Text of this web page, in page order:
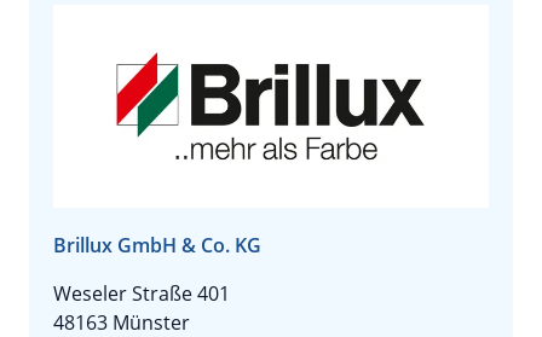
Brillux GmbH & Co. KG
Weseler Straße 401
48163 Münster